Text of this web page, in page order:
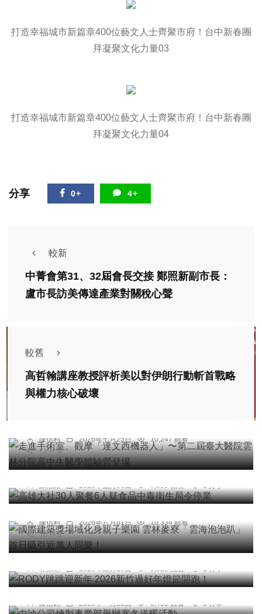
打造幸福城市新篇章400位藝文人士齊聚市府！台中新春團
拜凝聚文化力量03
打造幸福城市新篇章400位藝文人士齊聚市府！台中新春團
拜凝聚文化力量04
分享 0+ 4+
較新
中菁會第31、32屆會長交接 鄭照新副市長：
盧市長訪美傳達產業對關稅心聲
較舊
高哲翰講座教授評析美以對伊朗行動斬首戰略
與權力核心破壞
綜合新聞 健康
陳信利 2026年七月25日
10,247 觀看
13 分享
綜合新聞
高雄大社30人聚餐6人疑食品中毒衛生局令停業
陳信銘 2026年五月06日 7,539 觀看 3 分享
國際建築獎場域化身親子樂園 雲林麥寮「雲海泡泡
陳信利 2026年八月01日
10,334 觀看
16 分享
綜合新聞
RODY跳跳迎新年 2026新竹過好年燈節開跑！
林家琛 2026年二月15日 9,525 觀看 2 分享
綜合新聞
中油公司煉製事業部舉辦寒冬送暖活動
陳信銘 2026年一月25日 8,485 觀看 3 分享
綜合新聞 文教
台灣世界展望會嘉義中心多元學習發展方案成果展